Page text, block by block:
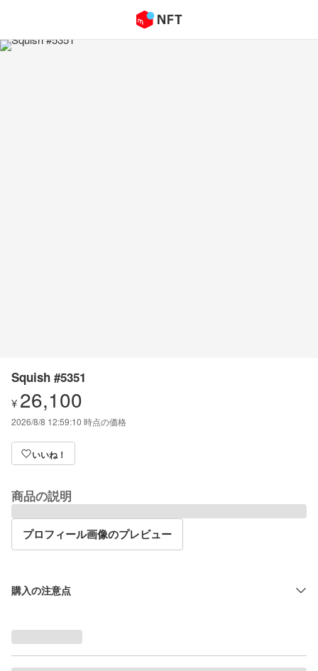
Squish #5351
¥ 26,100
2026/8/8 12:59:10 時点の価格
いいね！
商品の説明
プロフィール画像のプレビュー
購入の注意点